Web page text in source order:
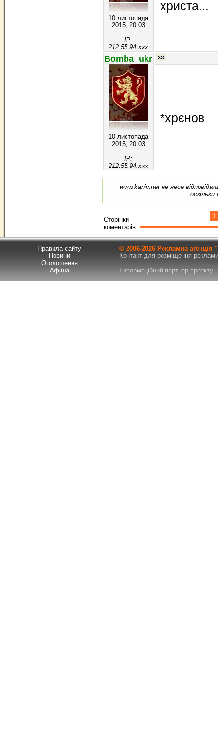
10 листопада
2015, 20:03
IP:
212.55.94.xxx
христа...
Bomba_ukr
10 листопада
2015, 20:03
IP:
212.55.94.xxx
*хрєнов
www.kaniv.net не несе
Сторінки
коментарів:
1
Правила сайту
Новини
Оголошення
Афіша
© 2006-2026 Рекламна
Контакт для розміщення
Інформаційний партнер проекту